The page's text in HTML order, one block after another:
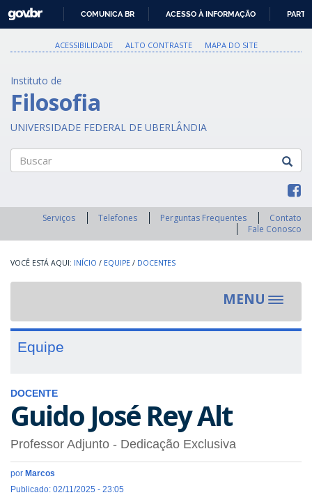
PARA
O
GOVBR
COMUNICA BR ACESSO À INFORMAÇÃO
ACESSIBILIDADE ALTO CONTRASTE MAPA DO SITE
Instituto de
Filosofia
UNIVERSIDADE FEDERAL DE UBERLÂNDIA
Serviços Telefones Perguntas Frequentes
Contato
Fale Conosco
INÍCIO / EQUIPE / DOCENTES
MENU
Toggle
Equipe
DOCENTE
Guido José Rey Alt
Professor Adjunto - Dedicação Exclusiva
por Marcos
Publicado: 02/11/2025 - 23:05